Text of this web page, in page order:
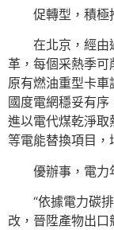
促轉型，積極
在北京，經由
革，每個采熱季可
原有燃油重型卡
國度電網穩妥有
進以電代煤乾淨取
等電能替換項目，
優辦事，電力
“依據電力碳
改，晉陞產物出口